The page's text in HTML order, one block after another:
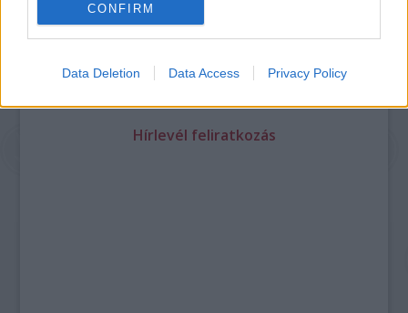
CONFIRM
Data Deletion Data Access Privacy Policy
A forradalom egy holland fotós szemével
A legizgalmasabb fotók 2015-ből
Készülőben a nagy meztelen album
Nézd meg a 48-as szabadságharc hőseiről készült
Hírlevél feliratkozás